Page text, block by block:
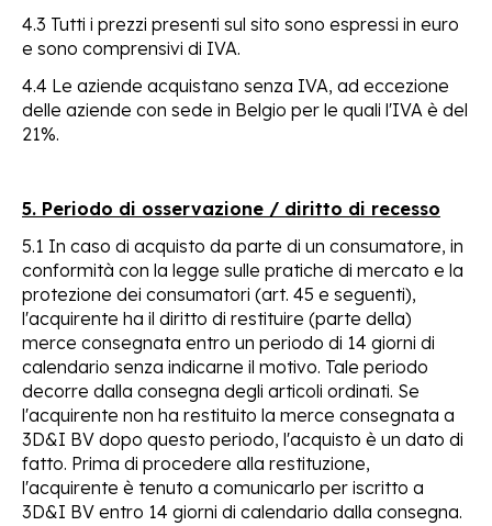
4.3 Tutti i prezzi presenti sul sito sono espressi in euro
e sono comprensivi di IVA.
4.4 Le aziende acquistano senza IVA, ad eccezione
delle aziende con sede in Belgio per le quali l'IVA è del
21%.
5. Periodo di osservazione / diritto di recesso
5.1 In caso di acquisto da parte di un consumatore, in
conformità con la legge sulle pratiche di mercato e la
protezione dei consumatori (art. 45 e seguenti),
l'acquirente ha il diritto di restituire (parte della)
merce consegnata entro un periodo di 14 giorni di
calendario senza indicarne il motivo. Tale periodo
decorre dalla consegna degli articoli ordinati. Se
l'acquirente non ha restituito la merce consegnata a
3D&I BV dopo questo periodo, l'acquisto è un dato di
fatto. Prima di procedere alla restituzione,
l'acquirente è tenuto a comunicarlo per iscritto a
3D&I BV entro 14 giorni di calendario dalla consegna.